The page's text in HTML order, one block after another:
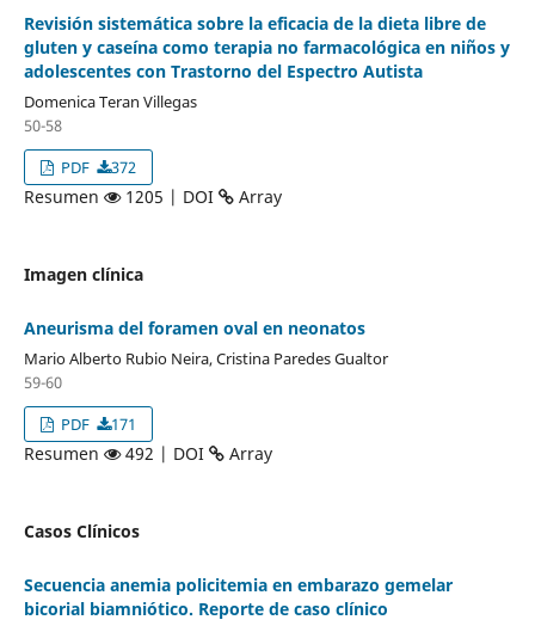
Revisión sistemática sobre la eficacia de la dieta libre de
gluten y caseína como terapia no farmacológica en niños y
adolescentes con Trastorno del Espectro Autista
Domenica Teran Villegas
50-58
PDF
372
Resumen 1205 | DOI Array
Imagen clínica
Aneurisma del foramen oval en neonatos
Mario Alberto Rubio Neira, Cristina Paredes Gualtor
59-60
PDF
171
Resumen 492 | DOI Array
Casos Clínicos
Secuencia anemia policitemia en embarazo gemelar
bicorial biamniótico. Reporte de caso clínico